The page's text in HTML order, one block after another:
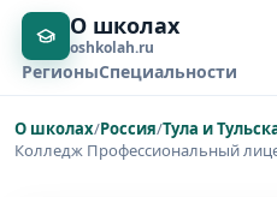
О школах
oshkolah.ru
РегионыСпециальности
О школах/Россия/Тула и
Колледж Профессиональный